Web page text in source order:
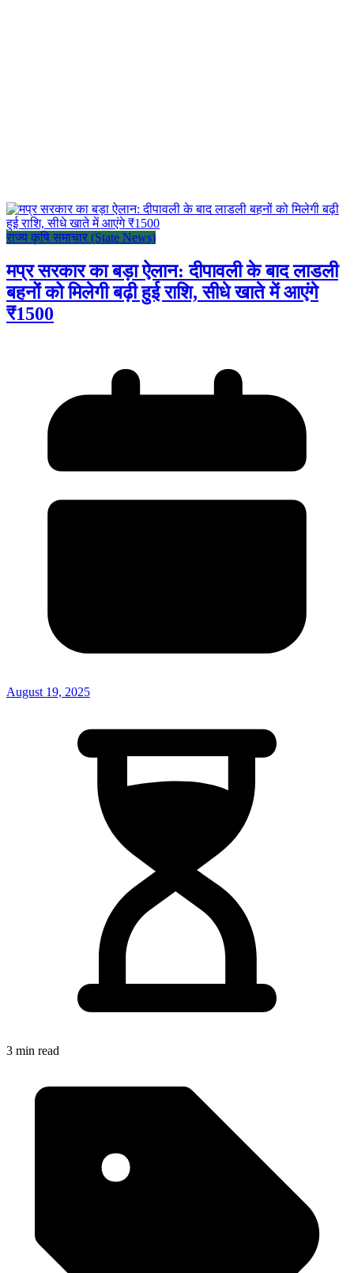
राज्य कृषि समाचार (State News)
मप्र सरकार का बड़ा ऐलान: दीपावली के बाद लाडली
बहनों को मिलेगी बढ़ी हुई राशि, सीधे खाते में आएंगे
₹1500
August 19, 2025
3 min read